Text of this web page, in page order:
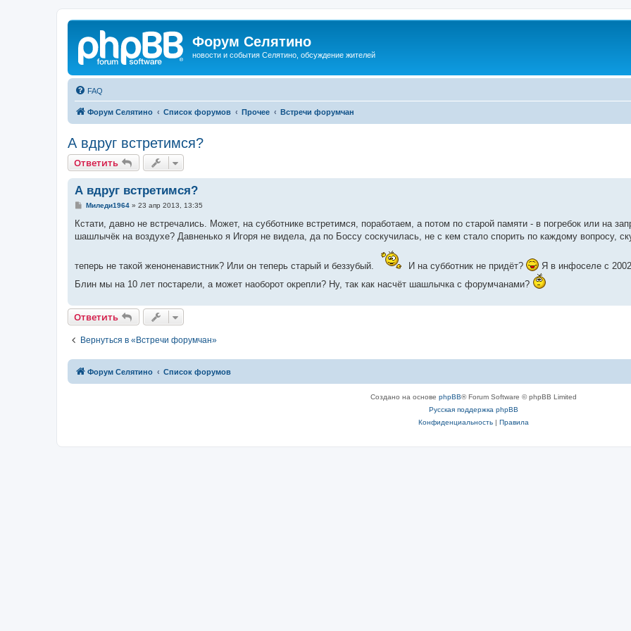
Форум Селятино
новости и события Селятино, обсуждение жителей
FAQ
Форум Селятино Список форумов Прочее Встречи форумчан
А вдруг встретимся?
Ответить
А вдруг встретимся?
С
о
щ
и
Миледи1964» 23 апр 2013, 13:35
Кстати, давно не встречались. Может, на субботнике встретимся, поработаем, а потом по старой памяти - в погребок или на
шашлычёк на воздухе? Давненько я Игоря не видела, да по Боссу соскучилась, не с кем стало спорить по каждому вопросу,
теперь не такой женоненавистник? Или он теперь старый и беззубый. И на субботник не придёт?
Я в инфоселе с
Блин мы на 10 лет постарели, а может наоборот окрепли? Ну, так как насчёт шашлычка с форумчанами?
Ответить
Вернуться в «Встречи форумчан»
Форум Селятино Список форумов
Создано на основе phpBB® Forum Software © phpBB Limited
Русская поддержка phpBB
Конфиденциальность| Правила